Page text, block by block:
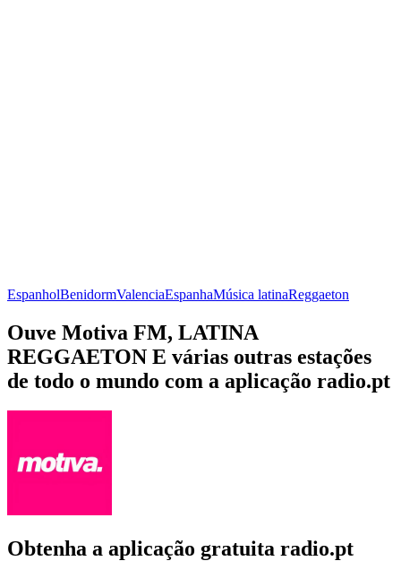
EspanholBenidormValenciaEspanhaMúsica latinaReggaeton
Ouve Motiva FM, LATINA
REGGAETON E várias outras estações
de todo o mundo com a aplicação radio.pt
Obtenha a aplicação gratuita radio.pt